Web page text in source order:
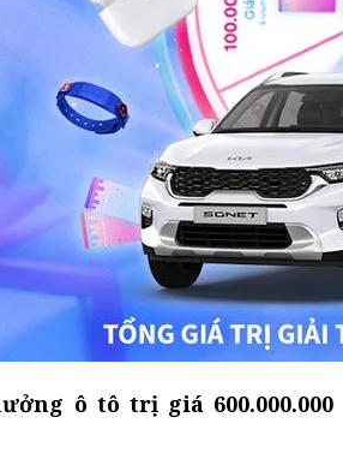
ô tô trị giá 600.000.000